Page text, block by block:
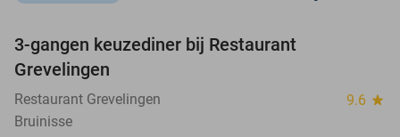
3-gangen keuzediner bij Restaurant
Grevelingen
Restaurant Grevelingen 9.6 star
Bruinisse